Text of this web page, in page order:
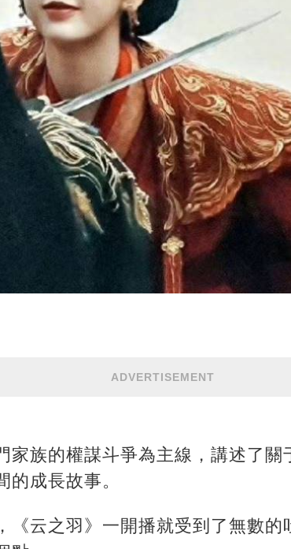
ADVERTISEMENT
家族的權謀斗爭為主線，講述了關
成長故事。
《云之羽》一開播就受到了無數